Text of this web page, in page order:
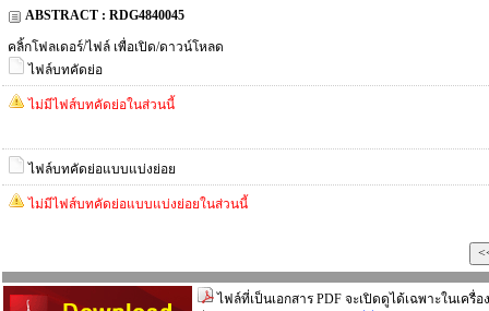
ABSTRACT : RDG4840045
คลิ้กโฟลเดอร์/ไฟล์ เพื่อเปิด/ดาวน์โหลด
ไฟล์บทคัดย่อ
ไม่มีไฟส์บทคัดย่อในส่วนนี้
ไฟล์บทคัดย่อแบบแบ่งย่อย
ไม่มีไฟส์บทคัดย่อแบบแบ่งย่อยในส่วนนี้
ไฟล์ที่เป็นเอกสาร PDF จะเปิดดูได้เฉพาะในเครื่อ